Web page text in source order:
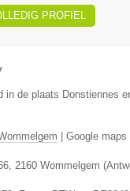
PROFIEL
in de plaats Donstiennes
Google maps
, 2160 Wommelgem (